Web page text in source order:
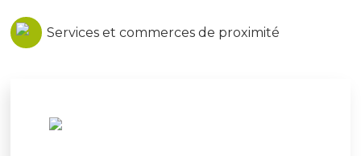
Services et commerces de proximité